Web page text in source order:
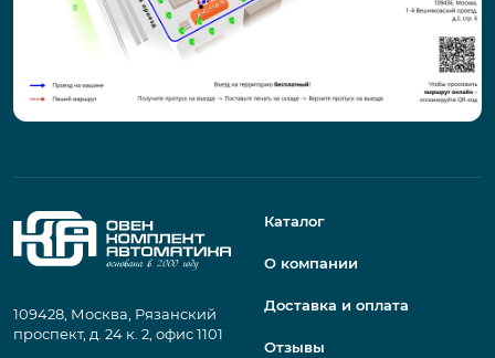
109428, Москва, Рязанский
проспект, д. 24 к. 2, офис 1101
Каталог
О компании
Доставка и оплата
Отзывы